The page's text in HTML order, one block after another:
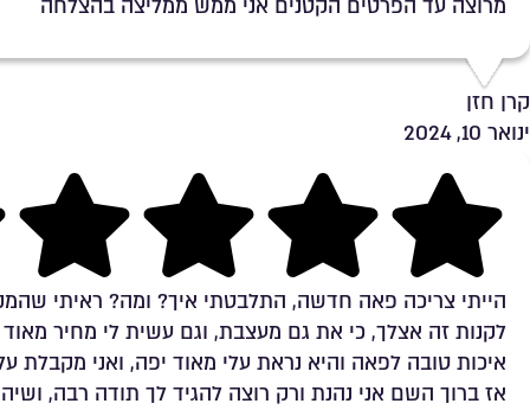
מרוצה עד הפרטים הקטנים אני ממש ממליצה בהצלחה
קרן חזן
ינואר 10, 2024
Rating 5 out of 5
הייתי צריכה פאה חדשה, התלבטתי איך? ומה? ראיתי
לקנות זה אצלך, כי את גם מעצבת, וגם עשית לי מחיר מאוד
איכות טובה לפאה והיא נראת עלי מאוד יפה, ואני מקבלת
אז ברוך השם אני נהנת ורק רוצה להגיד לך תודה רבה,